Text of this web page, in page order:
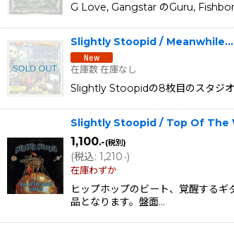
G Love, Gangstar のGuru,
Slightly Stoopid /
在庫数 在庫なし
Slightly Stoopidの8枚目のスタジ
Slightly Stoopid / Top Of The
1,100.-(税別)
(税込: 1,210.-)
在庫わずか
ヒップホップのビート、覚醒する
品となります。盤面…